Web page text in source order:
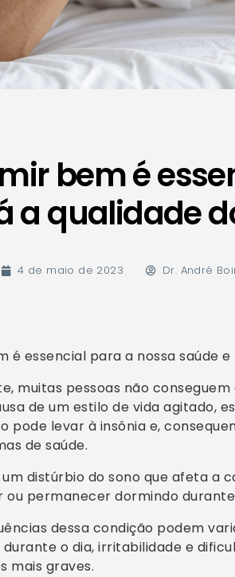
bem é
a qualidade
4 de maio de 2023 Dr. André
é essencial para a nossa saúde
muitas pessoas não
de um estilo de vida agitado,
pode levar à insônia e,
de saúde.
um distúrbio do sono que afeta a
ou permanecer dormindo
dessa condição podem
o dia, irritabilidade e
mais graves.